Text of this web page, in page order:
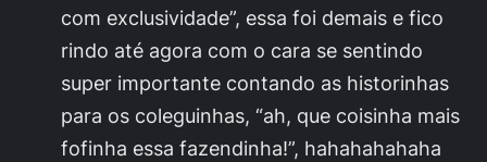
com exclusividade”, essa foi demais e fico
rindo até agora com o cara se sentindo
super importante contando as historinhas
para os coleguinhas, “ah, que coisinha mais
fofinha essa fazendinha!”, hahahahahaha